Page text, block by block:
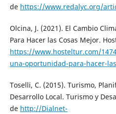
de https://www.redalyc.org/
Olcina, J. (2021). El Cambio
Para Hacer las Cosas Mejor.
https://www.hosteltur.com/
una-oportunidad-para-hacer-
Toselli, C. (2015). Turismo,
Desarrollo Local. Turismo y
de http://Dialnet-